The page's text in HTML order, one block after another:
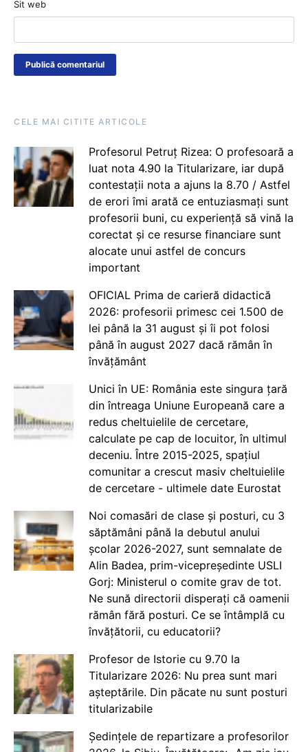
Sit web
CELE MAI CITITE ARTICOLE
Profesorul Petruț Rizea: O profesoară a
luat nota 4.90 la Titularizare, iar după
contestații nota a ajuns la 8.70 / Astfel
de erori îmi arată ce entuziasmați sunt
profesorii buni, cu experiență să vină la
corectat și ce resurse financiare sunt
alocate unui astfel de concurs
important
OFICIAL Prima de carieră didactică
2026: profesorii primesc cei 1.500 de
lei până la 31 august și îi pot folosi
până în august 2027 dacă rămân în
învățământ
Unici în UE: România este singura țară
din întreaga Uniune Europeană care a
redus cheltuielile de cercetare,
calculate pe cap de locuitor, în ultimul
deceniu. Între 2015-2025, spațiul
comunitar a crescut masiv cheltuielile
de cercetare - ultimele date Eurostat
Noi comasări de clase și posturi, cu 3
săptămâni până la debutul anului
școlar 2026-2027, sunt semnalate de
Alin Badea, prim-vicepreședinte USLI
Gorj: Ministerul o comite grav de tot.
Ne sună directorii disperați că oamenii
rămân fără posturi. Ce se întâmplă cu
învățătorii, cu educatorii?
Profesor de Istorie cu 9.70 la
Titularizare 2026: Nu prea sunt mari
așteptările. Din păcate nu sunt posturi
titularizabile
Ședințele de repartizare a profesorilor